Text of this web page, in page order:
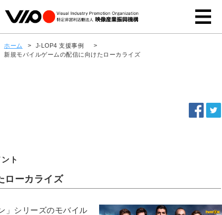
ホーム > J-LOP4 支援事例
>
新規モバイルゲームの配信に向けたローカライズ
ト
ローカライズ
」シリーズのモバイル